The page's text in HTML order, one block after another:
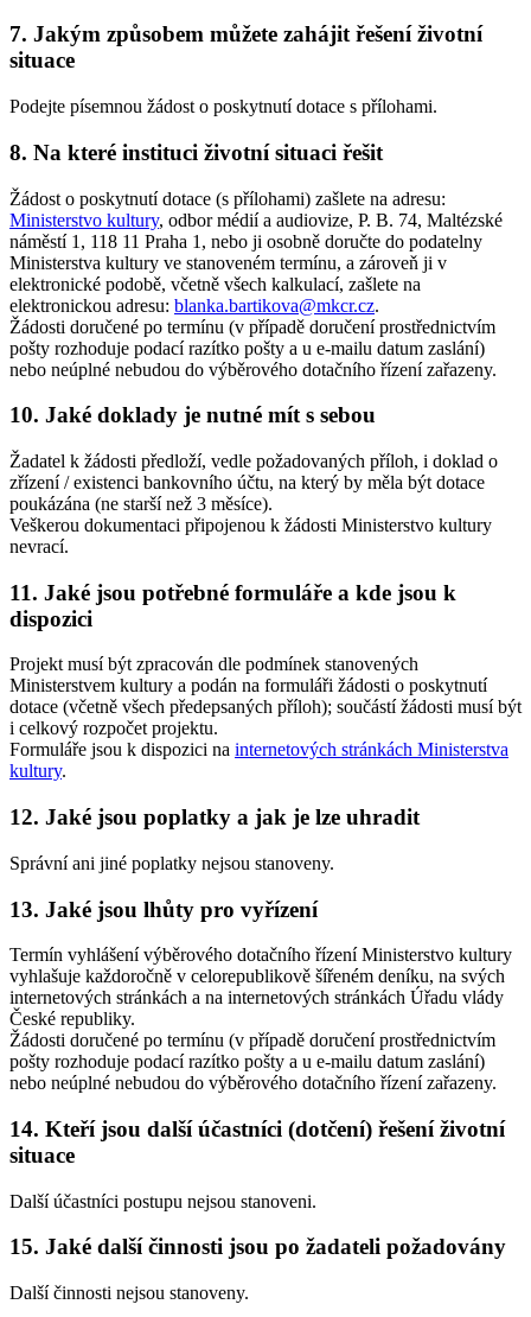
7. Jakým způsobem můžete zahájit řešení životní
situace
Podejte písemnou žádost o poskytnutí dotace s přílohami.
8. Na které instituci životní situaci řešit
Žádost o poskytnutí dotace (s přílohami) zašlete na adresu:
Ministerstvo kultury, odbor médií a audiovize, P. B. 74, Maltézské
náměstí 1, 118 11 Praha 1, nebo ji osobně doručte do podatelny
Ministerstva kultury ve stanoveném termínu, a zároveň ji v
elektronické podobě, včetně všech kalkulací, zašlete na
elektronickou adresu: blanka.bartikova@mkcr.cz.
Žádosti doručené po termínu (v případě doručení prostřednictvím
pošty rozhoduje podací razítko pošty a u e-mailu datum zaslání)
nebo neúplné nebudou do výběrového dotačního řízení zařazeny.
10. Jaké doklady je nutné mít s sebou
Žadatel k žádosti předloží, vedle požadovaných příloh, i doklad o
zřízení / existenci bankovního účtu, na který by měla být dotace
poukázána (ne starší než 3 měsíce).
Veškerou dokumentaci připojenou k žádosti Ministerstvo kultury
nevrací.
11. Jaké jsou potřebné formuláře a kde jsou k
dispozici
Projekt musí být zpracován dle podmínek stanovených
Ministerstvem kultury a podán na formuláři žádosti o poskytnutí
dotace (včetně všech předepsaných příloh); součástí žádosti musí být
i celkový rozpočet projektu.
Formuláře jsou k dispozici na internetových stránkách Ministerstva
kultury.
12. Jaké jsou poplatky a jak je lze uhradit
Správní ani jiné poplatky nejsou stanoveny.
13. Jaké jsou lhůty pro vyřízení
Termín vyhlášení výběrového dotačního řízení Ministerstvo kultury
vyhlašuje každoročně v celorepublikově šířeném deníku, na svých
internetových stránkách a na internetových stránkách Úřadu vlády
České republiky.
Žádosti doručené po termínu (v případě doručení prostřednictvím
pošty rozhoduje podací razítko pošty a u e-mailu datum zaslání)
nebo neúplné nebudou do výběrového dotačního řízení zařazeny.
14. Kteří jsou další účastníci (dotčení) řešení životní
situace
Další účastníci postupu nejsou stanoveni.
15. Jaké další činnosti jsou po žadateli požadovány
Další činnosti nejsou stanoveny.